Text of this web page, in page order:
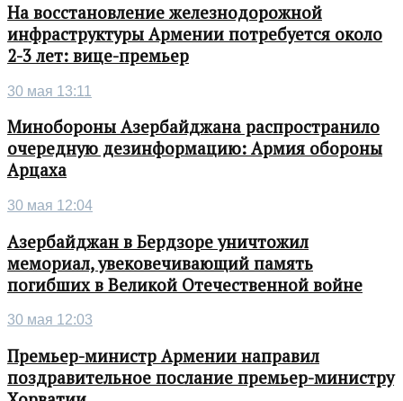
На восстановление железнодорожной
инфраструктуры Армении потребуется около
2-3 лет: вице-премьер
30 мая 13:11
Минобороны Азербайджана распространило
очередную дезинформацию: Армия обороны
Арцаха
30 мая 12:04
Азербайджан в Бердзоре уничтожил
мемориал, увековечивающий память
погибших в Великой Отечественной войне
30 мая 12:03
Премьер-министр Армении направил
поздравительное послание премьер-министру